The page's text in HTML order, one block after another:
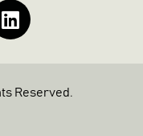
Reserved.